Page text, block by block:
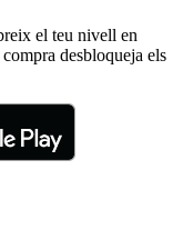
el teu nivell en
desbloqueja els